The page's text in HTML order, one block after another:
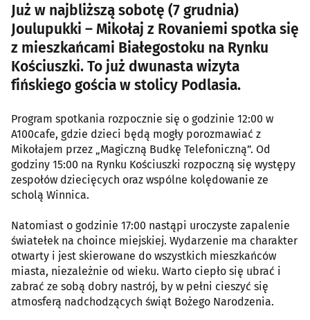
Już w najbliższą sobotę (7 grudnia)
Joulupukki – Mikołaj z Rovaniemi spotka się
z mieszkańcami Białegostoku na Rynku
Kościuszki. To już dwunasta wizyta
fińskiego gościa w stolicy Podlasia.
Program spotkania rozpocznie się o godzinie 12:00 w
A100cafe, gdzie dzieci będą mogły porozmawiać z
Mikołajem przez „Magiczną Budkę Telefoniczną”. Od
godziny 15:00 na Rynku Kościuszki rozpoczną się występy
zespołów dziecięcych oraz wspólne kolędowanie ze
scholą Winnica.
Natomiast o godzinie 17:00 nastąpi uroczyste zapalenie
światełek na choince miejskiej. Wydarzenie ma charakter
otwarty i jest skierowane do wszystkich mieszkańców
miasta, niezależnie od wieku. Warto ciepło się ubrać i
zabrać ze sobą dobry nastrój, by w pełni cieszyć się
atmosferą nadchodzących świąt Bożego Narodzenia.